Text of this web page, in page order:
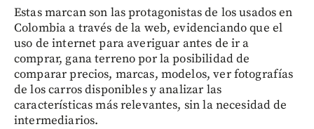
Estas marcan son las protagonistas de los usados en
Colombia a través de la web, evidenciando que el
uso de internet para averiguar antes de ir a
comprar, gana terreno por la posibilidad de
comparar precios, marcas, modelos, ver fotografías
de los carros disponibles y analizar las
características más relevantes, sin la necesidad de
intermediarios.